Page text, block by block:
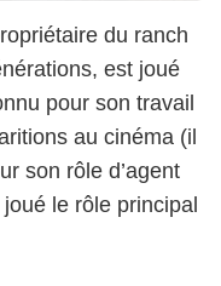
du ranch
est joué
pour son travail
au cinéma (il
son rôle d’agent
le rôle principal